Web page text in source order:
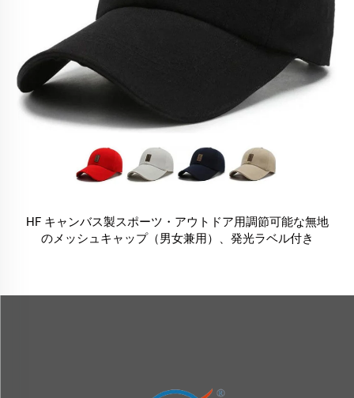
HF キャンバス製スポーツ・アウトドア用調節可能な無地
のメッシュキャップ（男女兼用）、発光ラベル付き